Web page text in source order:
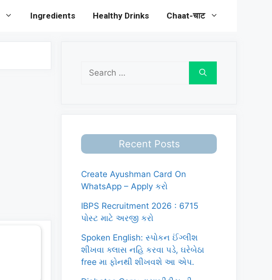
Ingredients Healthy Drinks Chaat-चाट
Search
for:
Recent Posts
Create Ayushman Card On
WhatsApp – Apply કરો
IBPS Recruitment 2026 : 6715
પોસ્ટ માટે અરજી કરો
Spoken English: સ્પોકન ઈંગ્લીશ
શીખવા ક્લાસ નહિ કરવા પડે, ઘરેબેઠા
free મા ફોનથી શીખવશે આ એપ.